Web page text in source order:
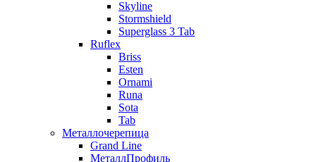
Skyline
Stormshield
Superglass 3 Tab
Ruflex
Briss
Esten
Ornami
Runa
Sota
Tab
Металлочерепица
Grand Line
МеталлПрофиль